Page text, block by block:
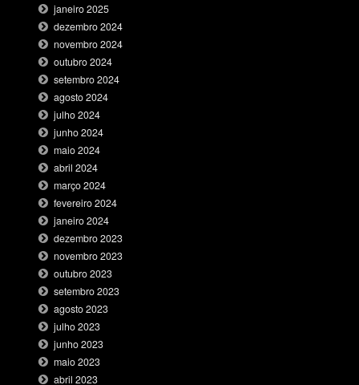
janeiro 2025
dezembro 2024
novembro 2024
outubro 2024
setembro 2024
agosto 2024
julho 2024
junho 2024
maio 2024
abril 2024
março 2024
fevereiro 2024
janeiro 2024
dezembro 2023
novembro 2023
outubro 2023
setembro 2023
agosto 2023
julho 2023
junho 2023
maio 2023
abril 2023